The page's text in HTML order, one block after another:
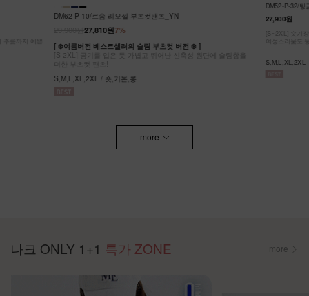
슬림함을
DM52-P-32/팅글 라이온셀 데님 스커트_DY
27,900원
[S~2XL] 숏기장,기본기장 두가지 기장옵션! 캐주얼도,
여성스러움도 동시에 잡은 롱스커트에요~
S,M,L,XL,2XL
KO62-P-05/쿨
32,900원
[ ❄️COOL
[55-99] 나크
F,L / 숏,롱
more
나크 ONLY 1+1 특가 ZONE more